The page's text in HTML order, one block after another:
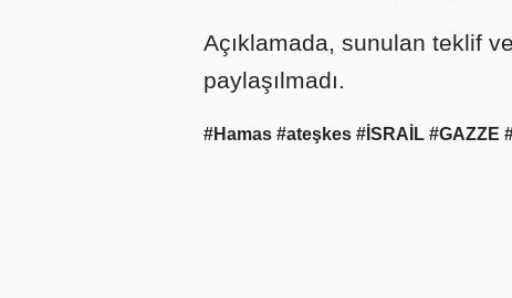
Açıklamada, sunulan teklif
paylaşılmadı.
#Hamas #ateşkes #İSRAİL #GAZZE